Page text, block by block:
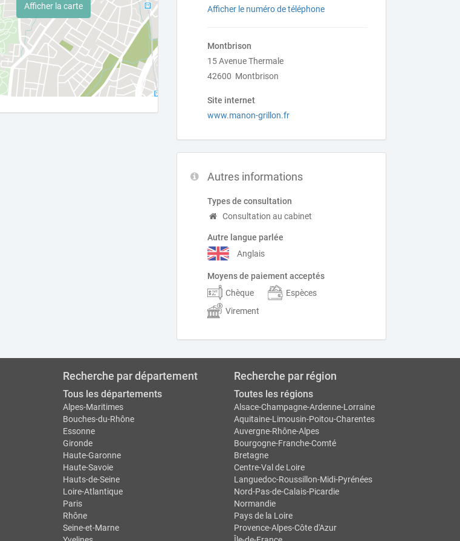
Afficher le numéro de téléphone
Montbrison
15 Avenue Thermale
42600 Montbrison
Site internet
www.manon-grillon.fr
Autres informations
Types de consultation
Consultation au cabinet
Autre langue parlée
Anglais
Moyens de paiement acceptés
Chèque
Espèces
Virement
Afficher la carte
Recherche par département
Tous les départements
Alpes-Maritimes
Bouches-du-Rhône
Essonne
Gironde
Haute-Garonne
Haute-Savoie
Hauts-de-Seine
Loire-Atlantique
Paris
Rhône
Seine-et-Marne
Recherche par région
Toutes les régions
Alsace-Champagne-Ardenne-Lorraine
Aquitaine-Limousin-Poitou-Charentes
Auvergne-Rhône-Alpes
Bourgogne-Franche-Comté
Bretagne
Centre-Val de Loire
Languedoc-Roussillon-Midi-Pyrénées
Nord-Pas-de-Calais-Picardie
Normandie
Pays de la Loire
Provence-Alpes-Côte d'Azur